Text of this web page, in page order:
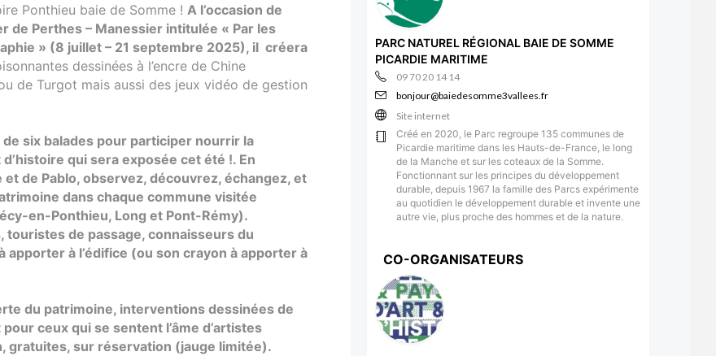
Ponthieu baie de Somme ! A l’occasion de
de Perthes – Manessier intitulée « Par les
» (8 juillet – 21 septembre 2025), il créera
dessinées à l’encre de Chine
de Turgot mais aussi des jeux vidéo de gestion
six balades pour participer nourrir la
qui sera exposée cet été !. En
de Pablo, observez, découvrez, échangez, et
dans chaque commune visitée
en-Ponthieu, Long et Pont-Rémy).
touristes de passage, connaisseurs du
à l’édifice (ou son crayon à apporter à
du patrimoine, interventions dessinées de
ceux qui se sentent l’âme d’artistes
gratuites, sur réservation (jauge limitée).
PARC NATUREL RÉGIONAL BAIE DE SOMME
PICARDIE MARITIME
09 70 20 14 14
bonjour@baiedesomme3vallees.fr
Site internet
Créé en 2020, le Parc regroupe 135 communes de
Picardie maritime dans les Hauts-de-France, le long
de la Manche et sur les coteaux de la Somme.
Fonctionnant sur les principes du développement
durable, depuis 1967 la famille des Parcs expérimente
au quotidien le développement durable et invente une
autre vie, plus proche des hommes et de la nature.
CO-ORGANISATEURS